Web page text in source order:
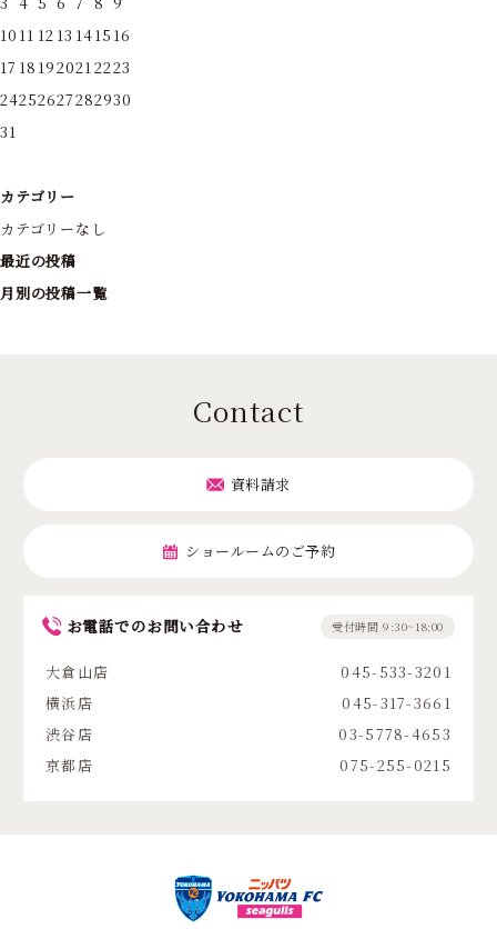
10 11 12 13 1415 16
17 18 1920212223
24252627282930
31
カテゴリー
カテゴリーなし
最近の投稿
月別の投稿一覧
Contact
資料請求
ショールームのご予約
お電話でのお問い合わせ 受付時間 9:30~18:00
大倉山店
045-533-3201
横浜店
045-317-3661
渋谷店
03-5778-4653
京都店
075-255-0215